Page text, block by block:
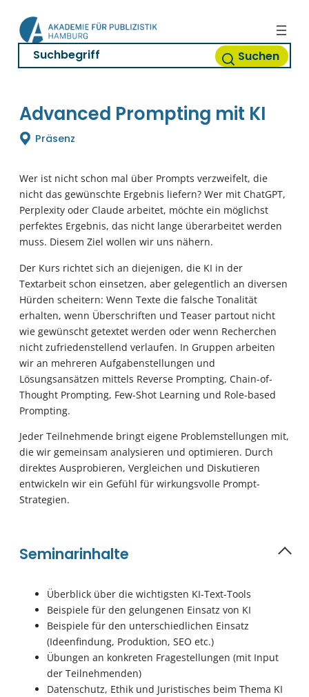
Inhalt
springen
Suchen
Advanced Prompting mit KI
Präsenz
Wer ist nicht schon mal über Prompts verzweifelt, die
nicht das gewünschte Ergebnis liefern? Wer mit ChatGPT,
Perplexity oder Claude arbeitet, möchte ein möglichst
perfektes Ergebnis, das nicht lange überarbeitet werden
muss. Diesem Ziel wollen wir uns nähern.
Der Kurs richtet sich an diejenigen, die KI in der
Textarbeit schon einsetzen, aber gelegentlich an diversen
Hürden scheitern: Wenn Texte die falsche Tonalität
erhalten, wenn Überschriften und Teaser partout nicht
wie gewünscht getextet werden oder wenn Recherchen
nicht zufriedenstellend verlaufen. In Gruppen arbeiten
wir an mehreren Aufgabenstellungen und
Lösungsansätzen mittels Reverse Prompting, Chain-of-
Thought Prompting, Few-Shot Learning und Role-based
Prompting.
Jeder Teilnehmende bringt eigene Problemstellungen mit,
die wir gemeinsam analysieren und optimieren. Durch
direktes Ausprobieren, Vergleichen und Diskutieren
entwickeln wir ein Gefühl für wirkungsvolle Prompt-
Strategien.
Seminarinhalte
Überblick über die wichtigsten KI-Text-Tools
Beispiele für den gelungenen Einsatz von KI
Beispiele für den unterschiedlichen Einsatz
(Ideenfindung, Produktion, SEO etc.)
Übungen an konkreten Fragestellungen (mit Input
der Teilnehmenden)
Datenschutz, Ethik und Juristisches beim Thema KI